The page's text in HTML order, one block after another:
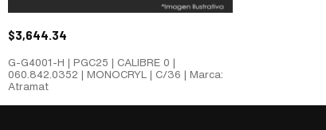
$3,644.34
G-G4001-H | PGC25 | CALIBRE 0 |
060.842.0352 | MONOCRYL | C/36 | Marca:
Atramat